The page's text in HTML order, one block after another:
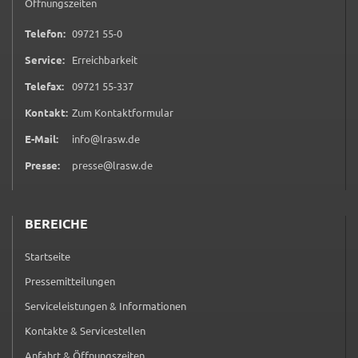
Telefon: 09721 55-00 9 7 2 1 5 5 0
Service: Erreichbarkeit
Telefax: 09721 55-3370 9 7 2 1 5 5 3 3 7
Kontakt: Zum Kontaktformular(öffnet in neuem Tab)
E-Mail:
info@lrasw.de
Presse:
presse@lrasw.de
BEREICHE
Startseite
Pressemitteilungen
Serviceleistungen & Informationen
Kontakte & Servicestellen
Anfahrt & Öffnungszeiten